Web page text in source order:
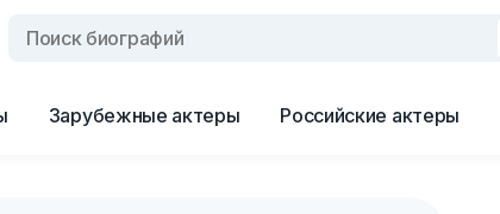
Зарубежные актеры Российские актеры